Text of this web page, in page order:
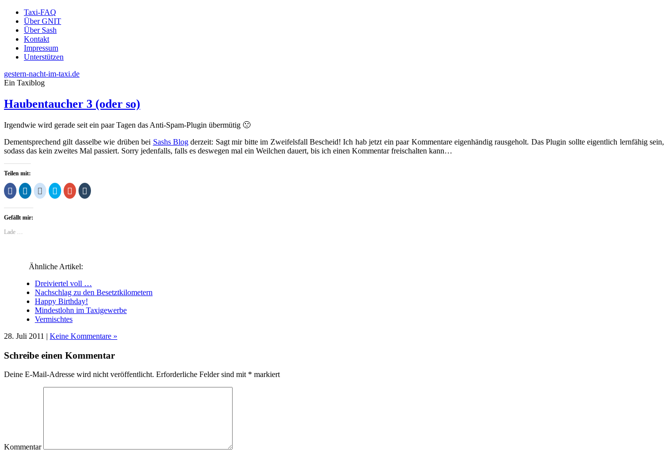
Taxi-FAQ
Über GNIT
Über Sash
Kontakt
Impressum
Unterstützen
gestern-nacht-im-taxi.de
Ein Taxiblog
Haubentaucher 3 (oder so)
Irgendwie wird gerade seit ein paar Tagen das Anti-Spam-Plugin übermütig 🙁
Dementsprechend gilt dasselbe wie drüben bei Sashs Blog derzeit: Sagt mir bitte im Zweifelsfall Bescheid! Ich hab jetzt ein paar Kommentare eigenhändig rausgeholt. Das Plugin sollte eigentlich lernfähig sein,
sodass das kein zweites Mal passiert. Sorry jedenfalls, falls es deswegen mal ein Weilchen dauert, bis ich einen Kommentar freischalten kann…
Teilen mit:
Klick,
um
Facebook
teilen
in
neuem
Klick,
um
LinkedIn
teilen
Klick,
um
Klick,
um
über
Zum
Teilen
Klick,
um
Gefällt mir:
Lade …
Ähnliche Artikel:
Dreiviertel voll …
Nachschlag zu den Besetztkilometern
Happy Birthday!
Mindestlohn im Taxigewerbe
Vermischtes
28. Juli 2011 | Keine Kommentare »
Schreibe einen Kommentar
Deine E-Mail-Adresse wird nicht veröffentlicht. Erforderliche Felder sind mit * markiert
Kommentar